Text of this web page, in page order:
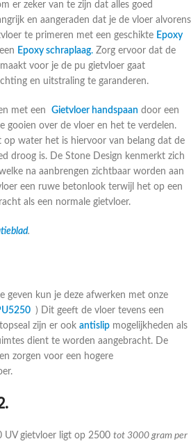
er zeker van te zijn dat alles goed
en aangeraden dat je de vloer alvorens
te primeren met een geschikte Epoxy
Epoxy schraplaag. Zorg ervoor dat de
voor je de pu gietvloer gaat
en uitstraling te garanderen.
met een Gietvloer handspaan door een
gooien over de vloer en het te verdelen.
op water het is hiervoor van belang dat de
droog is. De Stone Design kenmerkt zich
na aanbrengen zichtbaar worden aan
een ruwe betonlook terwijl het op een
als een normale gietvloer.
.
geven kun je deze afwerken met onze
) Dit geeft de vloer tevens een
zijn er ook antislip mogelijkheden als
dient te worden aangebracht. De
zorgen voor een hogere
UV gietvloer ligt op 2500 tot 3000 gram per